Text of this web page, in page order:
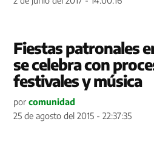
Fiestas patronales
se celebra con
festivales y música
por comunidad
25 de agosto del 2015 - 22:37:35